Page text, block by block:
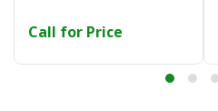
Call for Price